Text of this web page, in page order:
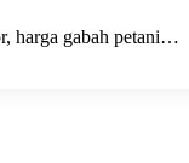
harga gabah petani…